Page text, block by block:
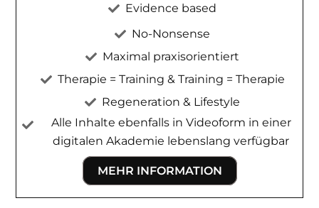
Evidence based
No-Nonsense
Maximal praxisorientiert
Therapie = Training & Training = Therapie
Regeneration & Lifestyle
Alle Inhalte ebenfalls in Videoform in einer
digitalen Akademie lebenslang verfügbar
MEHR INFORMATION